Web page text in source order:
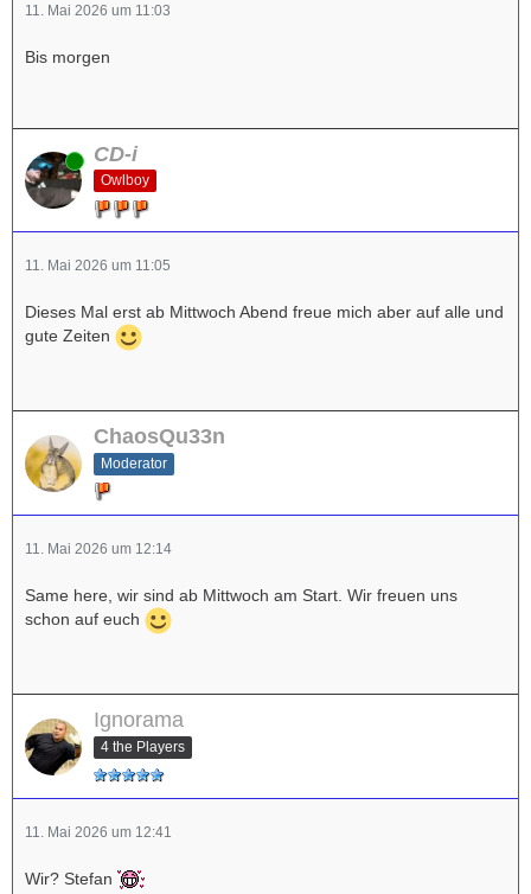
11. Mai 2026 um 11:03
Bis morgen
Online CD-i
Owlboy
11. Mai 2026 um 11:05
Dieses Mal erst ab Mittwoch Abend freue mich aber auf alle und
gute Zeiten
ChaosQu33n
Moderator
11. Mai 2026 um 12:14
Same here, wir sind ab Mittwoch am Start. Wir freuen uns
schon auf euch
Ignorama
4 the Players
11. Mai 2026 um 12:41
Wir? Stefan